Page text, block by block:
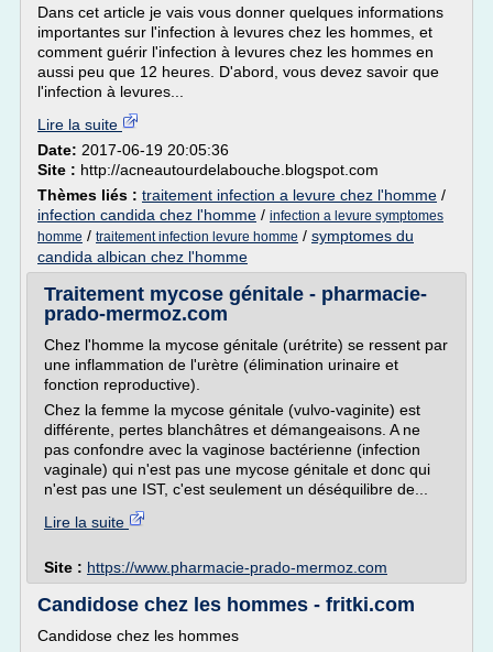
Dans cet article je vais vous donner quelques informations
importantes sur l'infection à levures chez les hommes, et
comment guérir l'infection à levures chez les hommes en
aussi peu que 12 heures. D'abord, vous devez savoir que
l'infection à levures...
Lire la suite
Date: 2017-06-19 20:05:36
Site : http://acneautourdelabouche.blogspot.com
Thèmes liés : traitement infection a levure chez l'homme /
infection candida chez l'homme / infection a levure symptomes
homme / traitement infection levure homme / symptomes du
candida albican chez l'homme
Traitement mycose génitale - pharmacie-
prado-mermoz.com
Chez l'homme la mycose génitale (urétrite) se ressent par
une inflammation de l'urètre (élimination urinaire et
fonction reproductive).
Chez la femme la mycose génitale (vulvo-vaginite) est
différente, pertes blanchâtres et démangeaisons. A ne
pas confondre avec la vaginose bactérienne (infection
vaginale) qui n'est pas une mycose génitale et donc qui
n'est pas une IST, c'est seulement un déséquilibre de...
Lire la suite
Site : https://www.pharmacie-prado-mermoz.com
Candidose chez les hommes - fritki.com
Candidose chez les hommes